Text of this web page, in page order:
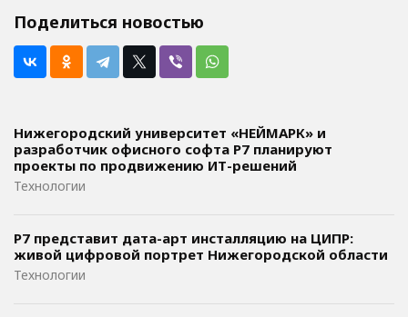
Поделиться новостью
Нижегородский университет «НЕЙМАРК» и
разработчик офисного софта P7 планируют
проекты по продвижению ИТ-решений
Технологии
Р7 представит дата-арт инсталляцию на ЦИПР:
живой цифровой портрет Нижегородской области
Технологии